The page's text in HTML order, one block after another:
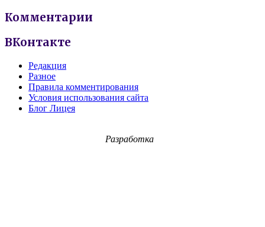
Комментарии
ВКонтакте
Редакция
Разное
Правила комментирования
Условия использования сайта
Блог Лицея
Разработка